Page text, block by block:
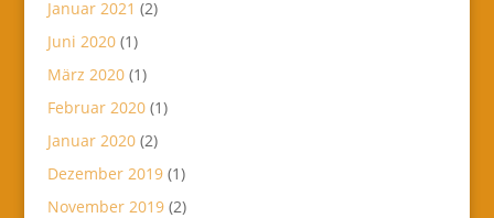
Januar 2021 (2)
Juni 2020(1)
März 2020(1)
Februar 2020(1)
Januar 2020(2)
Dezember 2019(1)
November 2019(2)